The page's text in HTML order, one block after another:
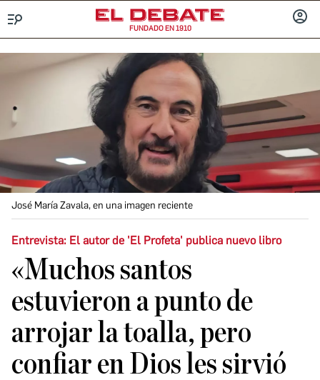
FUNDADO EN 1910
José María Zavala, en una imagen reciente
Entrevista: El autor de 'El Profeta' publica nuevo libro
«Muchos santos
estuvieron a punto de
arrojar la toalla, pero
confiar en Dios les sirvió